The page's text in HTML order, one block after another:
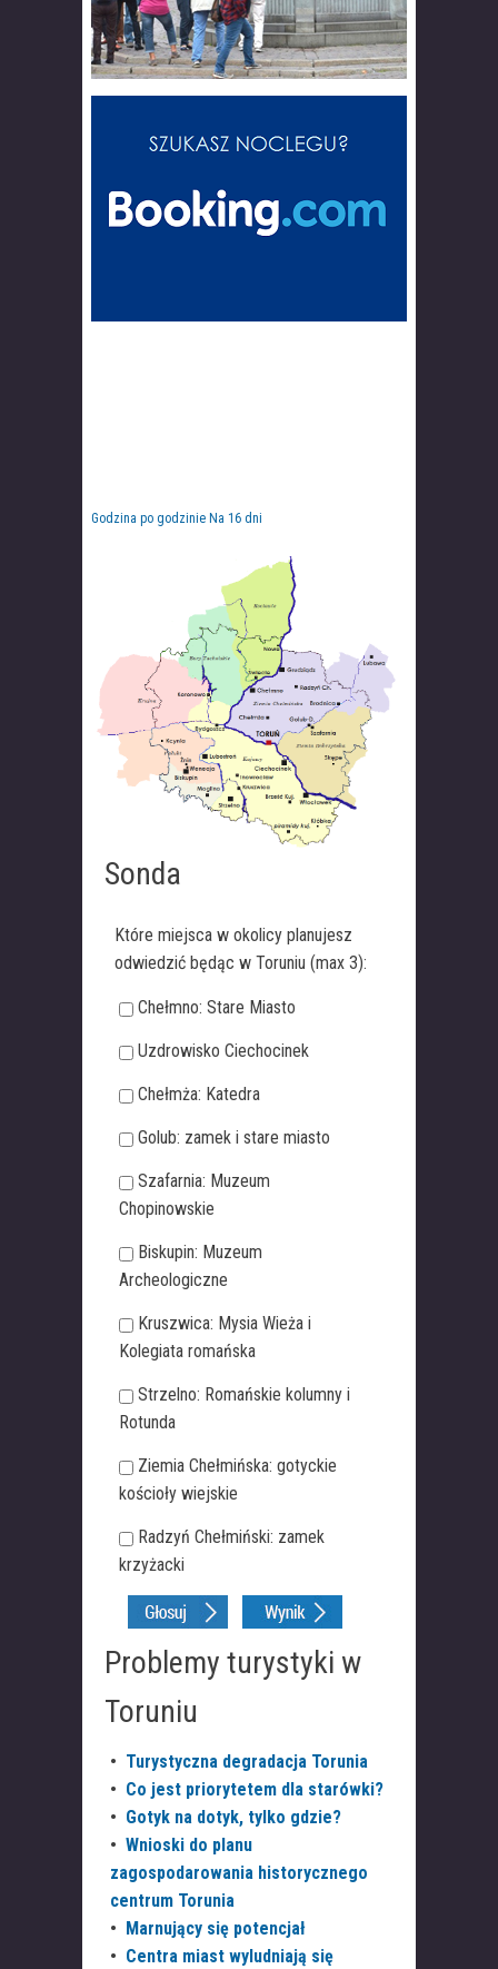
Godzina po godzinie Na 16 dni
Sonda
Które miejsca w okolicy planujesz
odwiedzić będąc w Toruniu (max 3):
Chełmno: Stare Miasto
Uzdrowisko Ciechocinek
Chełmża: Katedra
Golub: zamek i stare miasto
Szafarnia: Muzeum
Chopinowskie
Biskupin: Muzeum
Archeologiczne
Kruszwica: Mysia Wieża i
Kolegiata romańska
Strzelno: Romańskie kolumny i
Rotunda
Ziemia Chełmińska: gotyckie
kościoły wiejskie
Radzyń Chełmiński: zamek
krzyżacki
Problemy turystyki w
Toruniu
• Turystyczna degradacja Torunia
• Co jest priorytetem dla starówki?
• Gotyk na dotyk, tylko gdzie?
• Wnioski do planu
zagospodarowania historycznego
centrum Torunia
•
Marnujący się potencjał
• Centra miast wyludniają się